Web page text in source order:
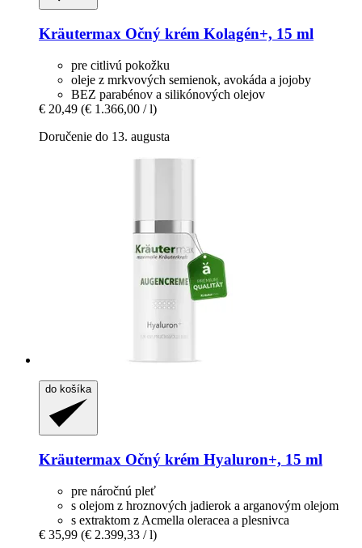
Kräutermax Očný krém Kolagén+, 15 ml
pre citlivú pokožku
oleje z mrkvových semienok, avokáda a jojoby
BEZ parabénov a silikónových olejov
€ 20,49 (€ 1.366,00 / l)
Doručenie do 13. augusta
do košíka
Kräutermax Očný krém Hyaluron+, 15 ml
pre náročnú pleť
s olejom z hroznových jadierok a arganovým olejom
s extraktom z Acmella oleracea a plesnivca
€ 35,99 (€ 2.399,33 / l)